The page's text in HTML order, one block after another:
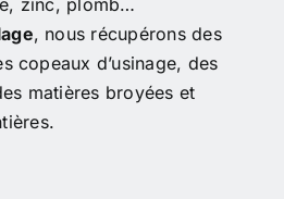
, nous récupérons des
copeaux d’usinage, des
matières broyées et